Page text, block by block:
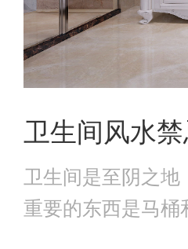
卫生间风水禁
卫生间是至阴之
重要的东西是马桶